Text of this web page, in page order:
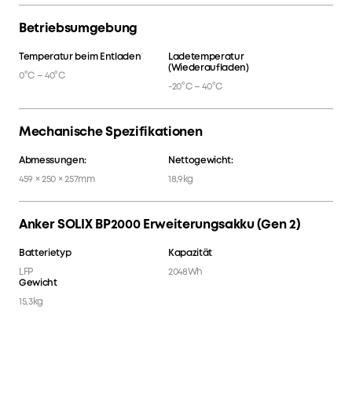
Betriebsumgebung
Temperatur beim Entladen
0°C – 40°C
Ladetemperatur
(Wiederaufladen)
-20°C – 40°C
Mechanische Spezifikationen
Abmessungen:
459 × 250 × 257mm
Nettogewicht:
18,9kg
Anker SOLIX BP2000 Erweiterungsakku (Gen 2)
Batterietyp
LFP
Kapazität
2048Wh
Gewicht
15,3kg